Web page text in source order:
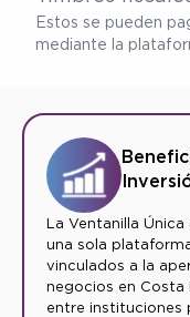
Estos se pueden
mediante la
La Ventanilla
una sola
vinculados a la
negocios en Costa
entre instituciones